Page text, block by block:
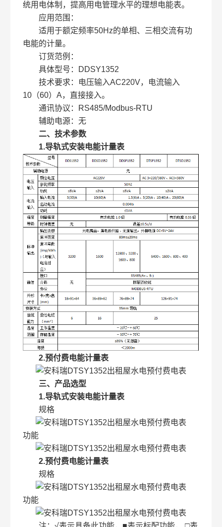
统用电体制，提高用电管理水平的理想电能表。
应用范围：
适用于额定频率50Hz的单相、三相交流有功
电能的计量。
订货范例：
具体型号：DDSY1352
技术要求：电压输入AC220V，电流输入
10（60）A，直接接入。
通讯协议：RS485/Modbus-RTU
辅助电源：无
二、技术参数
1.导轨式安装电能计量表
2.预付费电能计量表
三、产品选型
1.导轨式安装电能计量表
规格
功能
2.预付费电能计量表
规格
功能